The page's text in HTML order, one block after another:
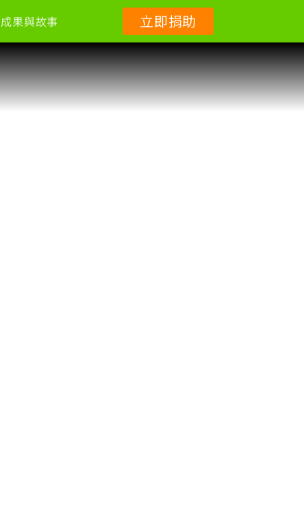
成果與故事 立即捐助